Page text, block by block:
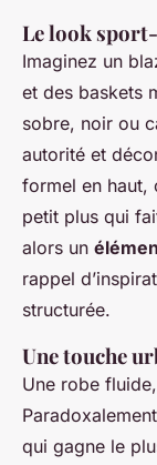
Le look
Imaginez un
et des baskets
sobre, noir ou
autorité et
formel en haut,
petit plus qui
alors un
rappel
structurée.
Une touche
Une robe
qui gagne le